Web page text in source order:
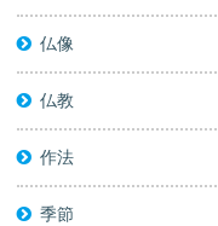
仏像
仏教
作法
季節